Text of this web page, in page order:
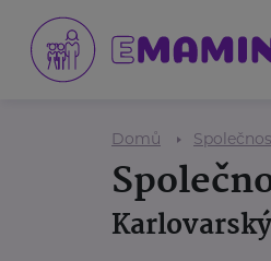
Domů